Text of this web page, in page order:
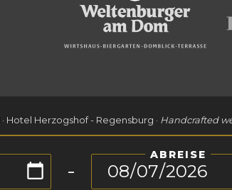
–
ABREISE
· Hotel Herzogshof - Regensburg · Handcrafted